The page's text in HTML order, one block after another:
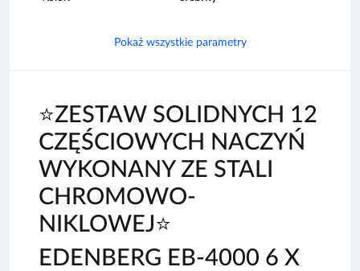
Pokaż wszystkie parametry
⭐️ZESTAW SOLIDNYCH 12
CZĘŚCIOWYCH NACZYŃ
WYKONANY ZE STALI
CHROMOWO-
NIKLOWEJ⭐️
EDENBERG EB-4000 6 X